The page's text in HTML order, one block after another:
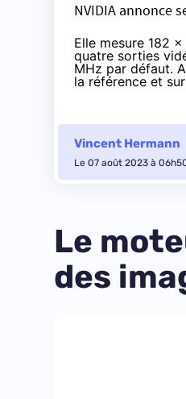
NVIDIA annonce
Elle mesure 182
quatre sorties
MHz par défaut.
la référence et
Vincent Hermann
Le 07 août 2023 à
Le
des